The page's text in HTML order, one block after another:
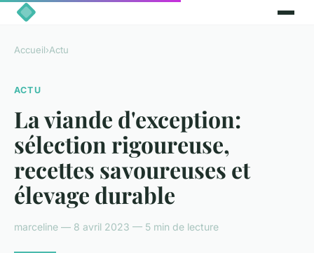
Accueil›Actu
ACTU
La viande d'exception:
sélection rigoureuse,
recettes savoureuses et
élevage durable
marceline — 8 avril 2023 — 5 min de lecture